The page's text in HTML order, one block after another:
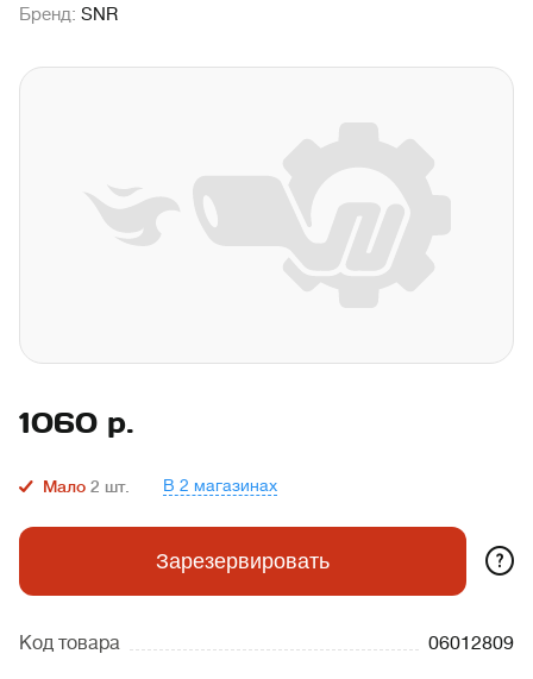
Бренд: SNR
1060 р.
Мало 2 шт. В 2 магазинах
Зарезервировать ?
Код товара 06012809